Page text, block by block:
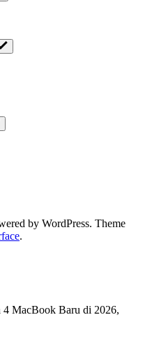
by WordPress. Theme
.
MacBook Baru di 2026,